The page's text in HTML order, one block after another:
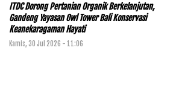
ITDC Dorong Pertanian Organik Berkelanjutan,
Gandeng Yayasan Owl Tower Bali Konservasi
Keanekaragaman Hayati
Kamis, 30 Jul 2026 - 11:06